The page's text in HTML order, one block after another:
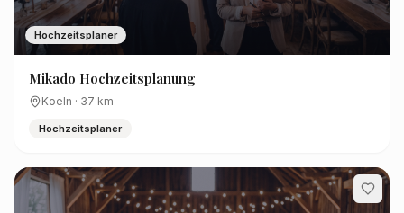
Hochzeitsplaner
Mikado Hochzeitsplanung
Koeln · 37 km
Hochzeitsplaner